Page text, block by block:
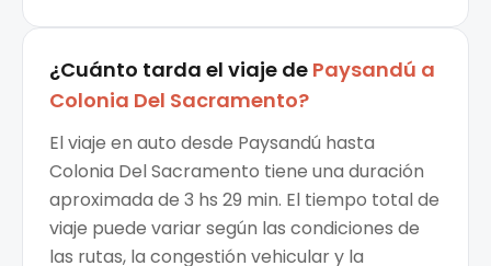
¿Cuánto tarda el viaje de Paysandú a
Colonia Del Sacramento?
El viaje en auto desde Paysandú hasta
Colonia Del Sacramento tiene una duración
aproximada de 3 hs 29 min. El tiempo total de
viaje puede variar según las condiciones de
las rutas, la congestión vehicular y la